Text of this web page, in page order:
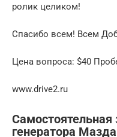
ролик целиком!
Спасибо всем! Всем
Цена вопроса: $40
www.drive2.ru
генератора